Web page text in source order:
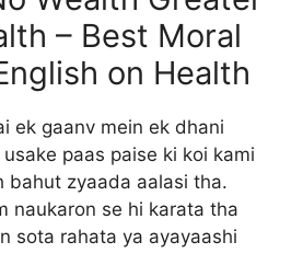
– Best Moral
on Health
ek gaanv mein ek dhani
paas paise ki koi kami
bahut zyaada aalasi tha.
naukaron se hi karata tha
sota rahata ya ayayaashi